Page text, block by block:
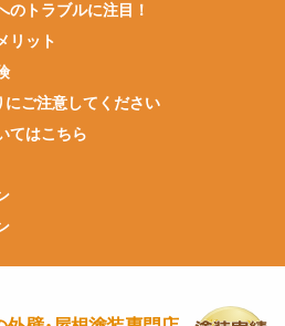
のトラブルに注目！
リット
ご注意してください
てはこちら